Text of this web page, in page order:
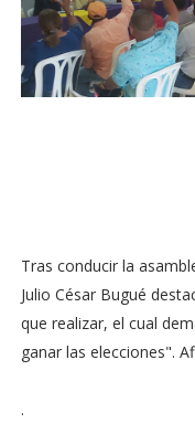
Tras conducir la
Julio César Bugué
que realizar, el cual
ganar las elecciones".
.